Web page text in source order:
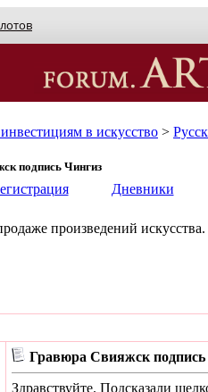
в искусство >
подпись Чингиз
Дневники
произведений искусства.
Гравюра Свияжск подпись
Здравствуйте. Подсказали